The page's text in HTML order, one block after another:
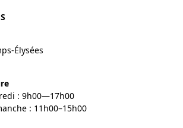
Élysées
: 9h00—17h00
: 11h00–15h00